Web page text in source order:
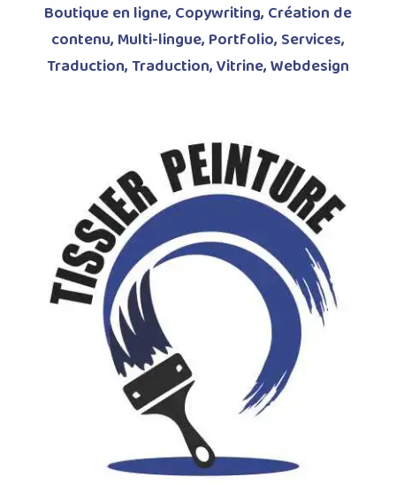
Boutique en ligne, Copywriting, Création de
contenu, Multi-lingue, Portfolio, Services,
Traduction,Traduction,Vitrine,Webdesign